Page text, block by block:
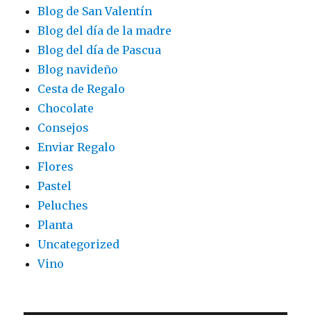
Blog de San Valentín
Blog del día de la madre
Blog del día de Pascua
Blog navideño
Cesta de Regalo
Chocolate
Consejos
Enviar Regalo
Flores
Pastel
Peluches
Planta
Uncategorized
Vino